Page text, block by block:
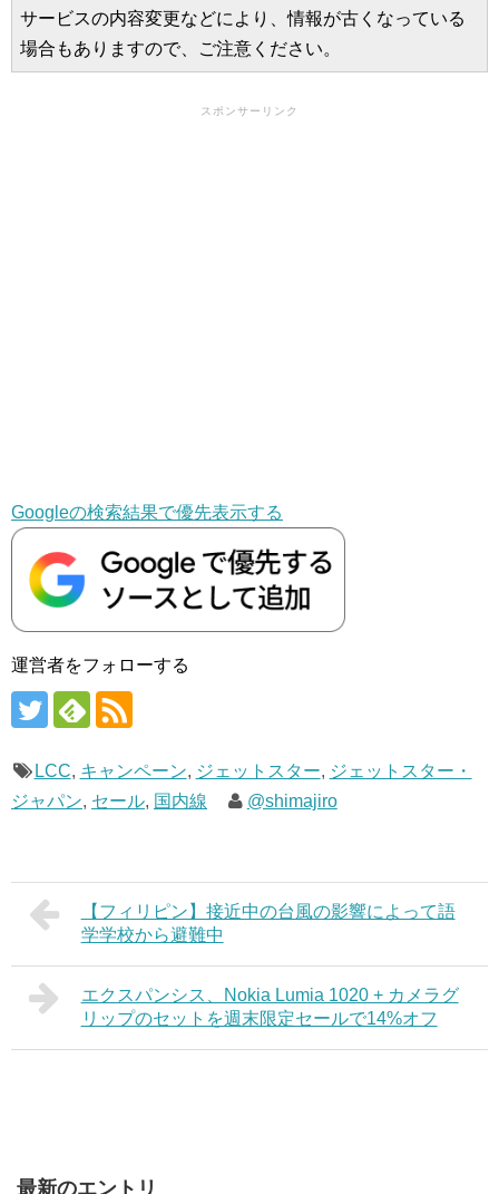
サービスの内容変更などにより、情報が古くなっている
場合もありますので、ご注意ください。
スポンサーリンク
Googleの検索結果で優先表示する
運営者をフォローする
LCC, キャンペーン, ジェットスター, ジェットスター・
ジャパン, セール, 国内線 @shimajiro
【フィリピン】接近中の台風の影響によって語
学学校から避難中
エクスパンシス、Nokia Lumia 1020 + カメラグ
リップのセットを週末限定セールで14%オフ
最新のエントリ